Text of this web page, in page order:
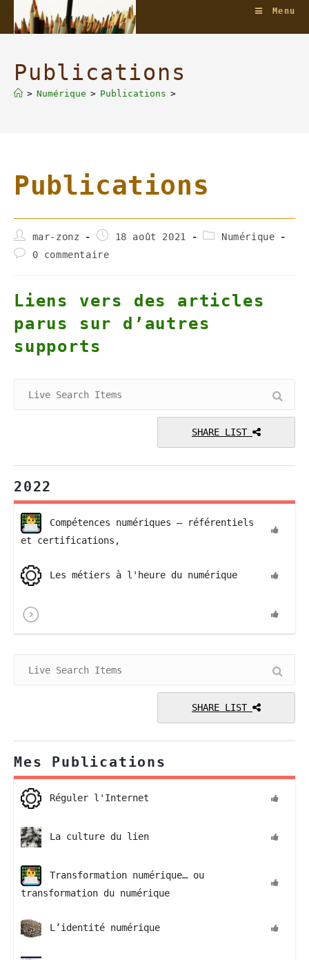
Menu
Publications
> Numérique > Publications >
Publications
Auteur/autrice
de
la
mar-zonz
Publication
18 août 2021
PostNumérique
Commentaires
publication :
0 commentaire
Liens vers des articles
parus sur d’autres
supports
SHARE LIST
2022
Compétences numériques – référentiels
et certifications,
Les métiers à l'heure du numérique
SHARE LIST
Mes Publications
Réguler l'Internet
La culture du lien
Transformation numérique… ou
transformation du numérique
L’identité numérique